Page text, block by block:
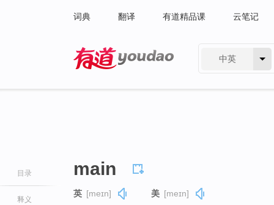
词典 翻译 有道精品课 云笔记
中英
目录
释义
main
英 [meɪn] 美 [meɪn]